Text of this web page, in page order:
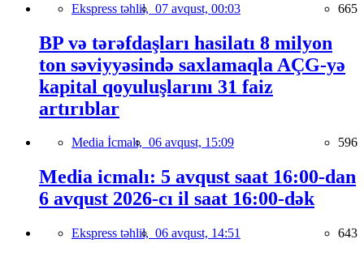
Ekspress təhlil, 07 avqust, 00:03 665
BP və tərəfdaşları hasilatı 8 milyon
ton səviyyəsində saxlamaqla AÇG-yə
kapital qoyuluşlarını 31 faiz
artırıblar
Media İcmalı, 06 avqust, 15:09 596
Media icmalı: 5 avqust saat 16:00-dan
6 avqust 2026-cı il saat 16:00-dək
Ekspress təhlil, 06 avqust, 14:51 643